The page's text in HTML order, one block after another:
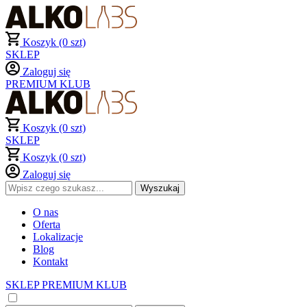
Koszyk (0 szt)
SKLEP
Zaloguj się
PREMIUM KLUB
Koszyk (0 szt)
SKLEP
Koszyk (0 szt)
Zaloguj się
O nas
Oferta
Lokalizacje
Blog
Kontakt
SKLEPPREMIUM KLUB